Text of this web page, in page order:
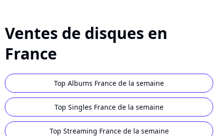
Ventes de disques en
France
Top Albums France de la semaine
Top Singles France de la semaine
Top Streaming France de la semaine